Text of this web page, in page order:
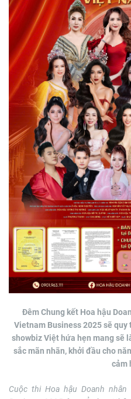
Đêm Chung kết Hoa hậu
Vietnam Business 2025 sẽ
showbiz Việt hứa hẹn mang sẽ
sắc mãn nhãn, khởi đầu cho
cảm
Cuộc thi Hoa hậu Doanh nhân